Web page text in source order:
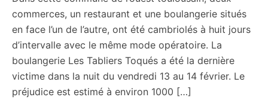
commerces, un restaurant et une boulangerie situés
en face l’un de l’autre, ont été cambriolés à huit jours
d’intervalle avec le même mode opératoire. La
boulangerie Les Tabliers Toqués a été la dernière
victime dans la nuit du vendredi 13 au 14 février. Le
préjudice est estimé à environ 1000 […]